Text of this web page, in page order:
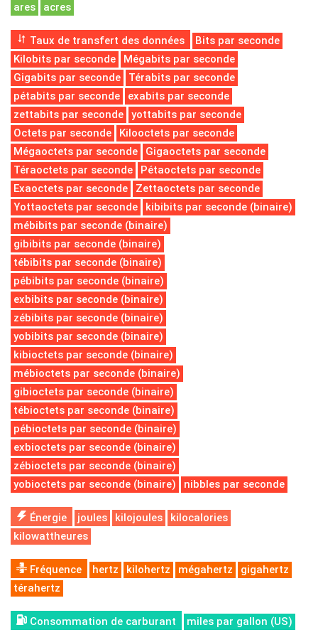
ares
acres
Taux de transfert des données
Bits par seconde
Kilobits par seconde
Mégabits par seconde
Gigabits par seconde
Térabits par seconde
pétabits par seconde
exabits par seconde
zettabits par seconde
yottabits par seconde
Octets par seconde
Kilooctets par seconde
Mégaoctets par seconde
Gigaoctets par seconde
Téraoctets par seconde
Pétaoctets par seconde
Exaoctets par seconde
Zettaoctets par seconde
Yottaoctets par seconde
kibibits par seconde (binaire)
mébibits par seconde (binaire)
gibibits par seconde (binaire)
tébibits par seconde (binaire)
pébibits par seconde (binaire)
exbibits par seconde (binaire)
zébibits par seconde (binaire)
yobibits par seconde (binaire)
kibioctets par seconde (binaire)
mébioctets par seconde (binaire)
gibioctets par seconde (binaire)
tébioctets par seconde (binaire)
pébioctets par seconde (binaire)
exbioctets par seconde (binaire)
zébioctets par seconde (binaire)
yobioctets par seconde (binaire)
nibbles par seconde
Énergie joules kilojoules
kilocalories
kilowattheures
Fréquence hertz kilohertz mégahertz
gigahertz
térahertz
Consommation de carburant
miles par gallon (US)